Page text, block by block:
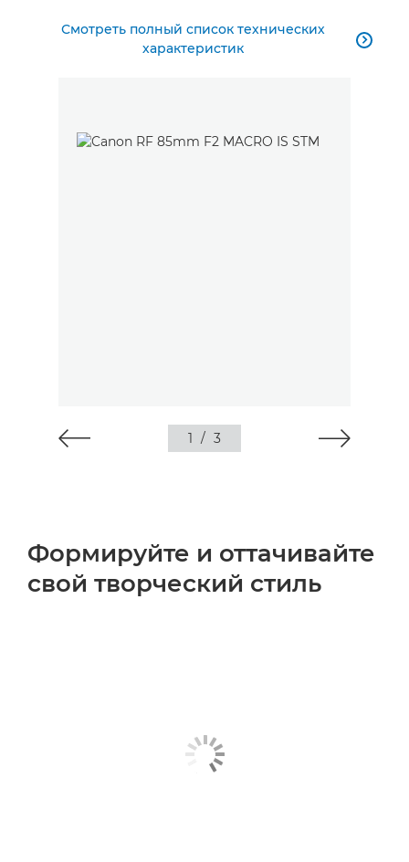
Смотреть полный список технических
характеристик

1 / 3
Формируйте и оттачивайте
свой творческий стиль